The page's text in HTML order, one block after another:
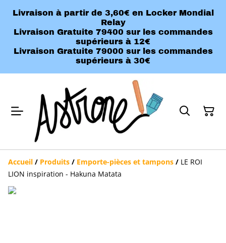
Livraison à partir de 3,60€ en Locker Mondial
Relay
Livraison Gratuite 79400 sur les commandes
supérieurs à 12€
Livraison Gratuite 79000 sur les commandes
supérieurs à 30€
Accueil / Produits / Emporte-pièces et tampons / LE ROI
LION inspiration - Hakuna Matata